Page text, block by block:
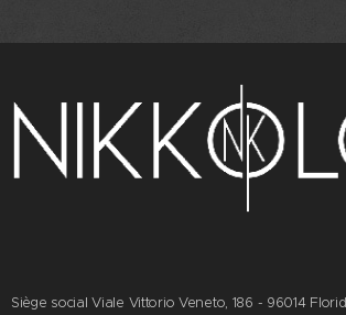
Siège social Viale Vittorio Veneto, 186 - 96014